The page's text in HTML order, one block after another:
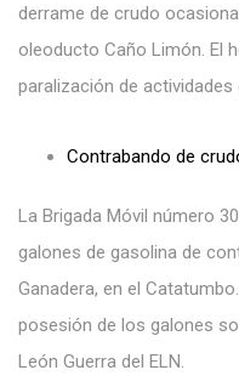
derrame de crudo
oleoducto Caño Limón. El
paralización de
Contrabando de
La Brigada Móvil número
galones de gasolina de
Ganadera, en el
posesión de los galones
León Guerra del ELN.